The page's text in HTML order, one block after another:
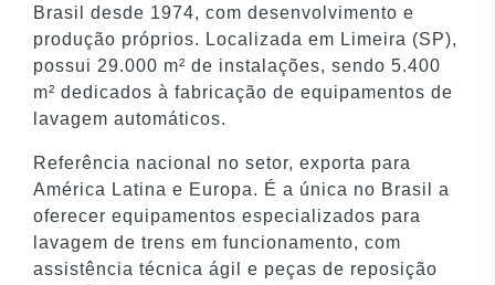
Brasil desde 1974, com desenvolvimento e
produção próprios. Localizada em Limeira (SP),
possui 29.000 m² de instalações, sendo 5.400
m² dedicados à fabricação de equipamentos de
lavagem automáticos.
Referência nacional no setor, exporta para
América Latina e Europa. É a única no Brasil a
oferecer equipamentos especializados para
lavagem de trens em funcionamento, com
assistência técnica ágil e peças de reposição